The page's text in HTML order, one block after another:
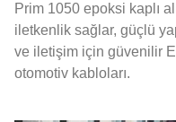
Prim 1050 epoksi kaplı
iletkenlik sağlar, güçlü
ve iletişim için güvenilir
otomotiv kabloları.